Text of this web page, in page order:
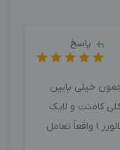
پاسخ
خیلی پایین
کامنت و لایک
ا واقعاً تعامل